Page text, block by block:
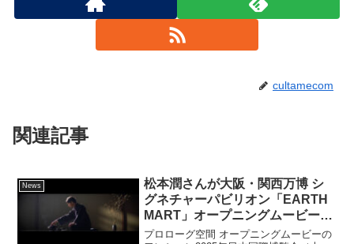
cultamecom
関連記事
News
松本潤さんが大阪・関西万博 シ
グネチャーパビリオン「EARTH
MART」オープニングムービーに
出演！
プロローグ空間 オープニングムービーの